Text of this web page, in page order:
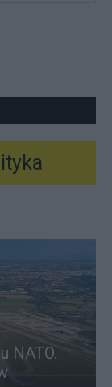
NATO.